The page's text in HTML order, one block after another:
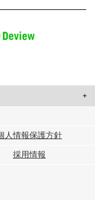
せたコンテンツや広告の
供しています。
に提供した他の情報や、
収集した他の情報を組み
人情報保護方針
採用情報